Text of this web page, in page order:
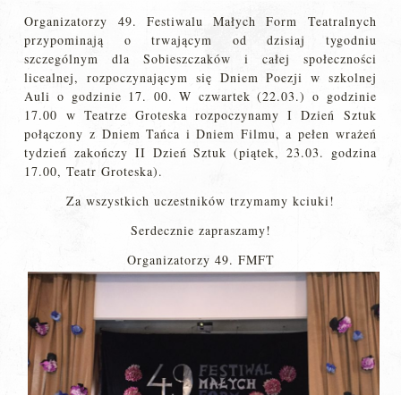
Organizatorzy 49. Festiwalu Małych Form Teatralnych
przypominają o trwającym od dzisiaj tygodniu
szczególnym dla Sobieszczaków i całej społeczności
licealnej, rozpoczynającym się Dniem Poezji w szkolnej
Auli o godzinie 17. 00. W czwartek (22.03.) o godzinie
17.00 w Teatrze Groteska rozpoczynamy I Dzień Sztuk
połączony z Dniem Tańca i Dniem Filmu, a pełen wrażeń
tydzień zakończy II Dzień Sztuk (piątek, 23.03. godzina
17.00, Teatr Groteska).
Za wszystkich uczestników trzymamy kciuki!
Serdecznie zapraszamy!
Organizatorzy 49. FMFT